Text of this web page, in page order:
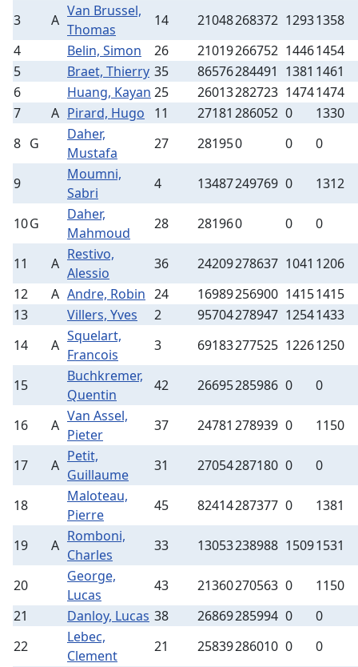
3 A
Van Brussel,
Thomas
14 21048268372 12931358
4
Belin, Simon 26 21019266752 14461454
5
Braet, Thierry 35 86576284491 1381 1461
6
Huang, Kayan 25 26013282723 14741474
7
A Pirard, Hugo 11 27181 286052 0
1330
8 G
Daher,
Mustafa
27 281950 0 0
9
Moumni,
Sabri
4 13487249769 0 1312
10G
Daher,
Mahmoud
28 281960 0 0
11 A
Restivo,
Alessio
36 24209278637 1041 1206
12
A Andre, Robin 24 16989256900 14151415
13
Villers, Yves 2 95704278947 12541433
14
A
Squelart,
Francois
3 69183277525 12261250
15
Buchkremer,
Quentin
42 26695285986 0 0
16 A
Van Assel,
Pieter
37 24781 278939 0 1150
17 A
Petit,
Guillaume
31 27054287180 0 0
18
Maloteau,
Pierre
45 82414287377 0 1381
19 A
Romboni,
Charles
33 13053238988 15091531
20
George,
Lucas
43 21360270563 0
1150
21
Danloy, Lucas 38 26869285994 0
0
22
Lebec,
Clement
21 25839286010 0 0